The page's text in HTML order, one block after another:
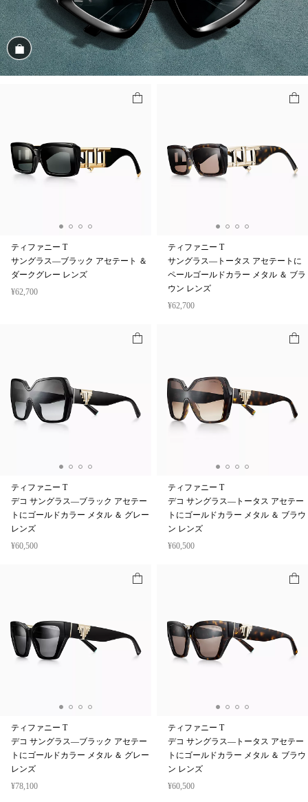
商品を見る
ティファニー T
サングラス—ブラック アセテート ＆
ダークグレー レンズ
¥62,700
ティファニー T
サングラス—トータス アセテートに
ペールゴールドカラー メタル ＆ ブラ
ウン レンズ
¥62,700
ティファニー T
デコ サングラス—ブラック アセテー
トにゴールドカラー メタル ＆ グレー
レンズ
¥60,500
ティファニー T
デコ サングラス—トータス アセテー
トにゴールドカラー メタル ＆ ブラウ
ン レンズ
¥60,500
ティファニー T
デコ サングラス—ブラック アセテー
トにゴールドカラー メタル ＆ グレー
レンズ
¥78,100
ティファニー T
デコ サングラス—トータス アセテー
トにゴールドカラー メタル ＆ ブラウ
ン レンズ
¥60,500